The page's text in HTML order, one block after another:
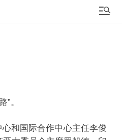
。
和国际合作中心主任李俊